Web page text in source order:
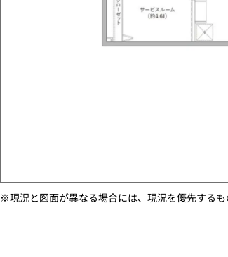
※現況と図面が異なる場合には、現況を優先するも